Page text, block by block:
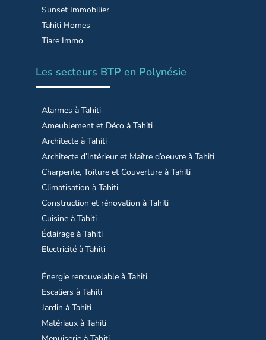
Sunset Immobilier
Tahiti Homes
Tiare Immo
Les secteurs BTP en Polynésie
Alarmes à Tahiti
Ameublement et Déco à Tahiti
Architecte à Tahiti
Architecte d’intérieur et Maître d’oeuvre à Tahiti
Charpente, Toiture et Couverture à Tahiti
Climatisation à Tahiti
Construction et rénovation à Tahiti
Cuisine à Tahiti
Éclairage à Tahiti
Electricité à Tahiti
Énergie renouvelable à Tahiti
Escaliers à Tahiti
Jardin à Tahiti
Matériaux à Tahiti